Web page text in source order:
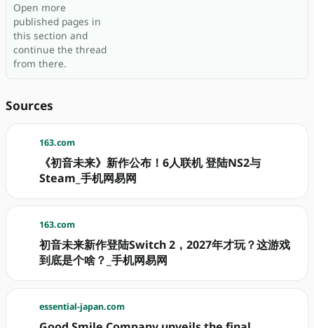
Open more
published pages in
this section and
continue the thread
from there.
Sources
163.com
《初音未来》新作公布！6人联机 登陆NS2与
Steam_手机网易网
163.com
初音未来新作登陆Switch 2，2027年才玩？这游戏
到底是个啥？_手机网易网
essential-japan.com